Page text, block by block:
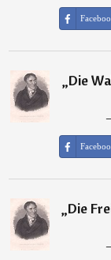
„Die
„Die